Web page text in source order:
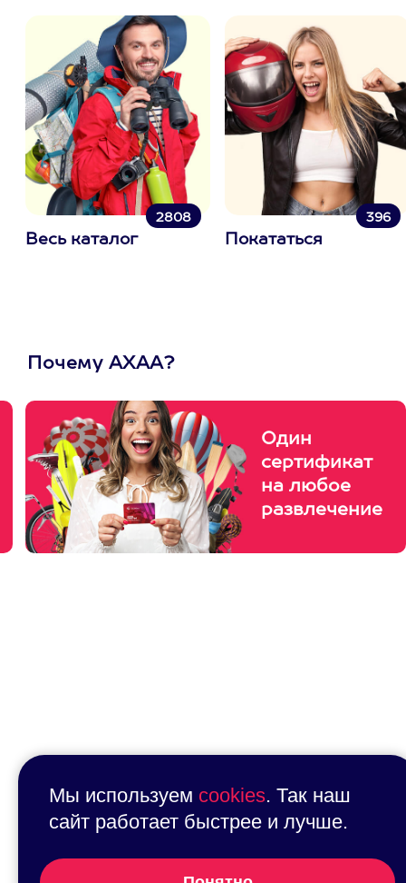
2808
Весь каталог
396
Покататься
Почему АХАА?
Один
сертификат
на любое
развлечение
Мы используем cookies. Так наш
сайт работает быстрее и лучше.